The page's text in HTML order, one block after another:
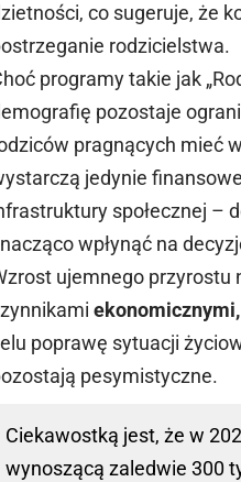
co sugeruje, że
rodzicielstwa.
programy takie jak
pozostaje
pragnących mieć
jedynie
społecznej –
wpłynąć na
ujemnego przyrostu
poprawę sytuacji
pesymistyczne.
Ciekawostką jest, że w
wynoszącą zaledwie 300